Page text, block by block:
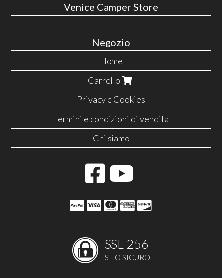
Venice Camper Store
Negozio
Home
Carrello
Privacy e Cookies
Termini e condizioni di vendita
Chi siamo
SSL-256
SITO SICURO